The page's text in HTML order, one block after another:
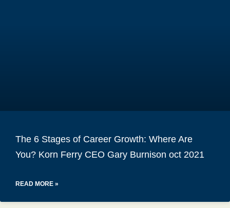
The 6 Stages of Career Growth: Where Are
You? Korn Ferry CEO Gary Burnison oct 2021
READ MORE »